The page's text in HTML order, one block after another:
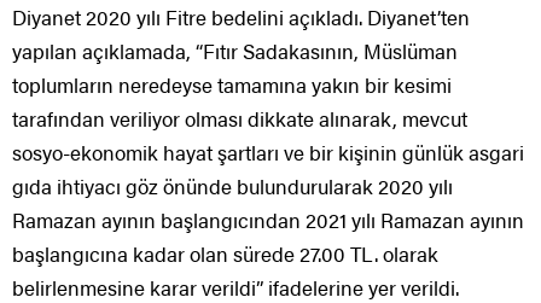
Diyanet 2020 yılı Fitre bedelini açıkladı. Diyanet’ten
yapılan açıklamada, “Fıtır Sadakasının, Müslüman
toplumların neredeyse tamamına yakın bir kesimi
tarafından veriliyor olması dikkate alınarak, mevcut
sosyo-ekonomik hayat şartları ve bir kişinin günlük asgari
gıda ihtiyacı göz önünde bulundurularak 2020 yılı
Ramazan ayının başlangıcından 2021 yılı Ramazan ayının
başlangıcına kadar olan sürede 27.00 TL. olarak
belirlenmesine karar verildi” ifadelerine yer verildi.